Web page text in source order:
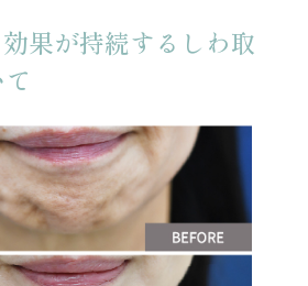
果が持続するしわ取